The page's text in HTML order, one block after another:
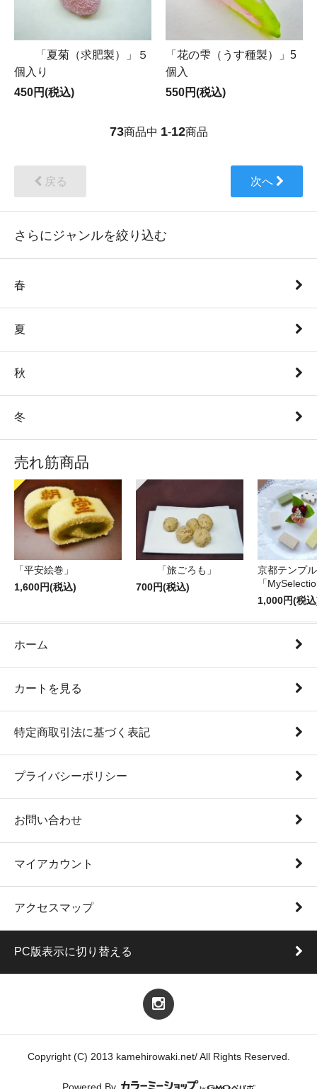
「夏菊（求肥製）」５
個入り
450円(税込)
「花の雫（うす種製）」5
個入
550円(税込)
73商品中 1-12商品
戻る 次へ
さらにジャンルを絞り込む
春
夏
秋
冬
売れ筋商品
「平安絵巻」
1,600円(税込)
「旅ごろも」
700円(税込)
京都テンプル
「
1,000円(税
ホーム
カートを見る
特定商取引法に基づく表記
プライバシーポリシー
お問い合わせ
マイアカウント
アクセスマップ
PC版表示に切り替える
Copyright (C) 2013 kamehirowaki.net/ All Rights Reserved.